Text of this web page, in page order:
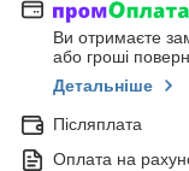
Ви отримаєте
або гроші
Детальніше
Післяплата
Оплата на